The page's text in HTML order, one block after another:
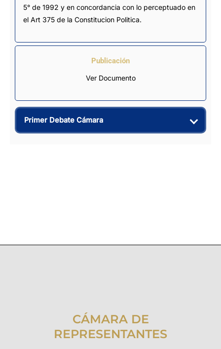
5° de 1992 y en concordancia con lo perceptuado en
el Art 375 de la Constitucion Politica.
Publicación
Ver Documento
Primer Debate Cámara
CÁMARA DE
REPRESENTANTES